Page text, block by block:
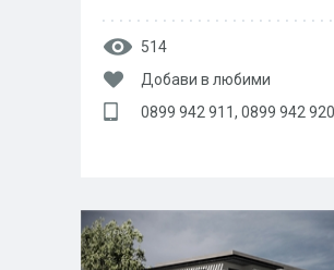
514
Добави в любими
0899 942 911, 0899 942 920